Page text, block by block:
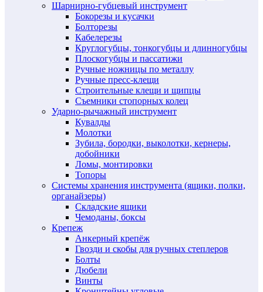
Шарнирно-губцевый инструмент
Бокорезы и кусачки
Болторезы
Кабелерезы
Круглогубцы, тонкогубцы и длинногубцы
Плоскогубцы и пассатижи
Ручные ножницы по металлу
Ручные пресс-клещи
Строительные клещи и щипцы
Съемники стопорных колец
Ударно-рычажный инструмент
Кувалды
Молотки
Зубила, бородки, выколотки, кернеры,
добойники
Ломы, монтировки
Топоры
Системы хранения инструмента (ящики, полки,
органайзеры)
Складские ящики
Чемоданы, боксы
Крепеж
Анкерный крепёж
Гвозди и скобы для ручных степлеров
Болты
Дюбели
Винты